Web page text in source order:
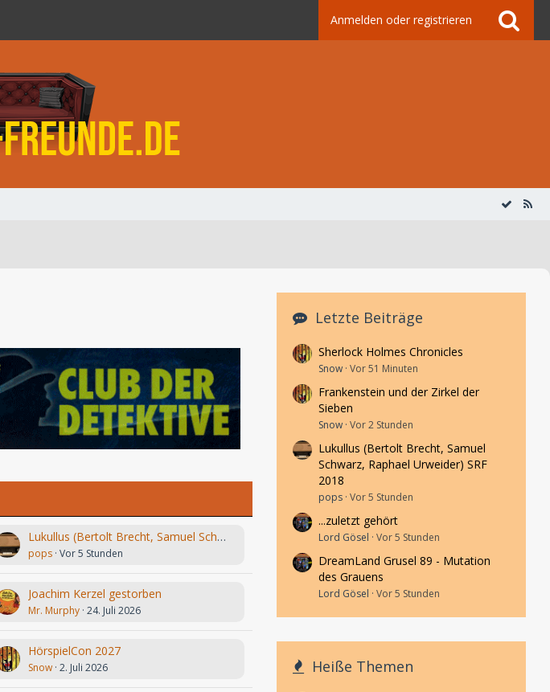
Anmelden oder registrieren
Lukullus (Bertolt Brecht, Samuel Schwarz, Raphael Urweider) SRF 2018
pops Vor 5 Stunden
Joachim Kerzel gestorben
Mr. Murphy 24. Juli 2026
HörspielCon 2027
Snow 2. Juli 2026
Letzte Beiträge
Sherlock Holmes Chronicles
Snow Vor 51 Minuten
Frankenstein und der Zirkel der
Sieben
Snow Vor 2 Stunden
Lukullus (Bertolt Brecht, Samuel
Schwarz, Raphael Urweider) SRF
2018
pops Vor 5 Stunden
...zuletzt gehört
Lord Gösel Vor 5 Stunden
DreamLand Grusel 89 - Mutation
des Grauens
Lord Gösel Vor 5 Stunden
Heiße Themen